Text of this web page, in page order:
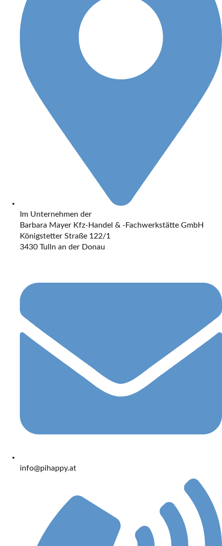
Im Unternehmen der
Barbara Mayer Kfz-Handel & -Fachwerkstätte GmbH
Königstetter Straße 122/1
3430 Tulln an der Donau
info@pihappy.at